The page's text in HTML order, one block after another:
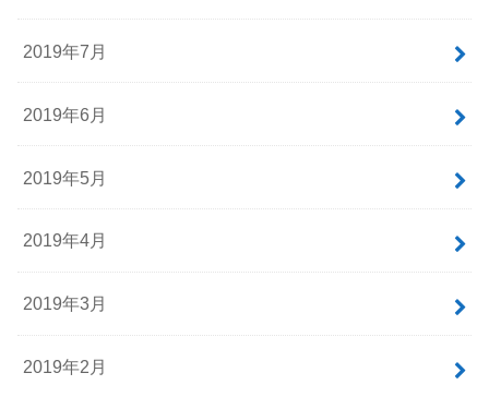
2019年7月
2019年6月
2019年5月
2019年4月
2019年3月
2019年2月